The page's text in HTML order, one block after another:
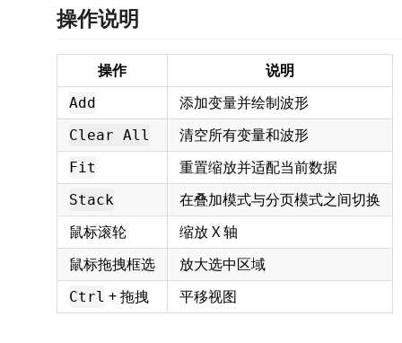
操作说明
操作 说明
Add 添加变量并绘制波形
Clear All 清空所有变量和波形
Fit 重置缩放并适配当前数据
Stack
在叠加模式与分页模式之间切换
鼠标滚轮
缩放 X 轴
鼠标拖拽框选
放大选中区域
Ctrl + 拖拽 平移视图